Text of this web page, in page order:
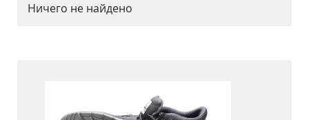
Ничего не найдено